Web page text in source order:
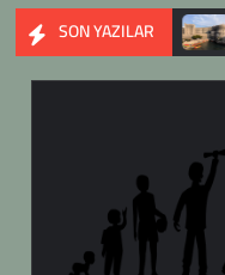
SON YAZILAR
İÇ SAVAŞI